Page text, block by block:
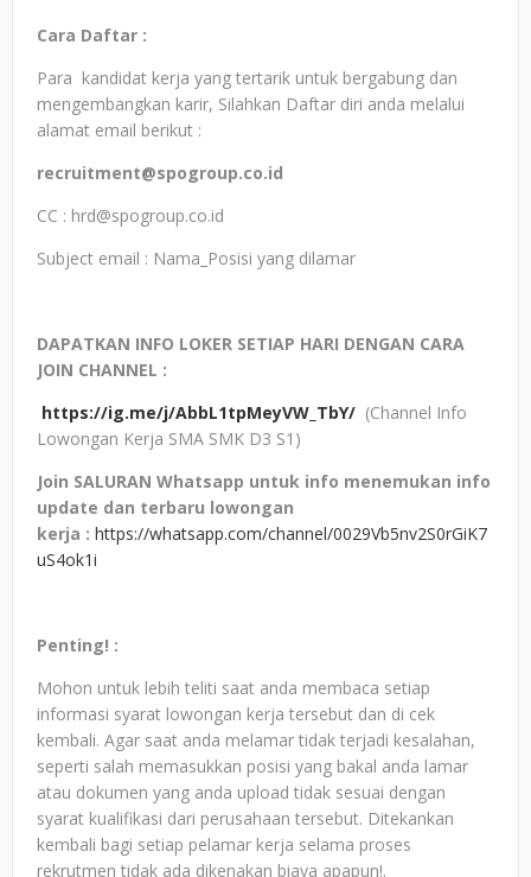
Cara Daftar :
Para kandidat kerja yang tertarik untuk bergabung dan
mengembangkan karir, Silahkan Daftar diri anda melalui
alamat email berikut :
recruitment@spogroup.co.id
CC : hrd@spogroup.co.id
Subject email : Nama_Posisi yang dilamar
DAPATKAN INFO LOKER SETIAP HARI DENGAN CARA
JOIN CHANNEL :
https://ig.me/j/AbbL1tpMeyVW_TbY/ (Channel Info
Lowongan Kerja SMA SMK D3 S1)
Join SALURAN Whatsapp untuk info menemukan info
update dan terbaru lowongan
kerja : https://whatsapp.com/channel/0029Vb5nv2S0rGiK7
uS4ok1i
Penting! :
Mohon untuk lebih teliti saat anda membaca setiap
informasi syarat lowongan kerja tersebut dan di cek
kembali. Agar saat anda melamar tidak terjadi kesalahan,
seperti salah memasukkan posisi yang bakal anda lamar
atau dokumen yang anda upload tidak sesuai dengan
syarat kualifikasi dari perusahaan tersebut. Ditekankan
kembali bagi setiap pelamar kerja selama proses
rekrutmen tidak ada dikenakan biaya apapun!.